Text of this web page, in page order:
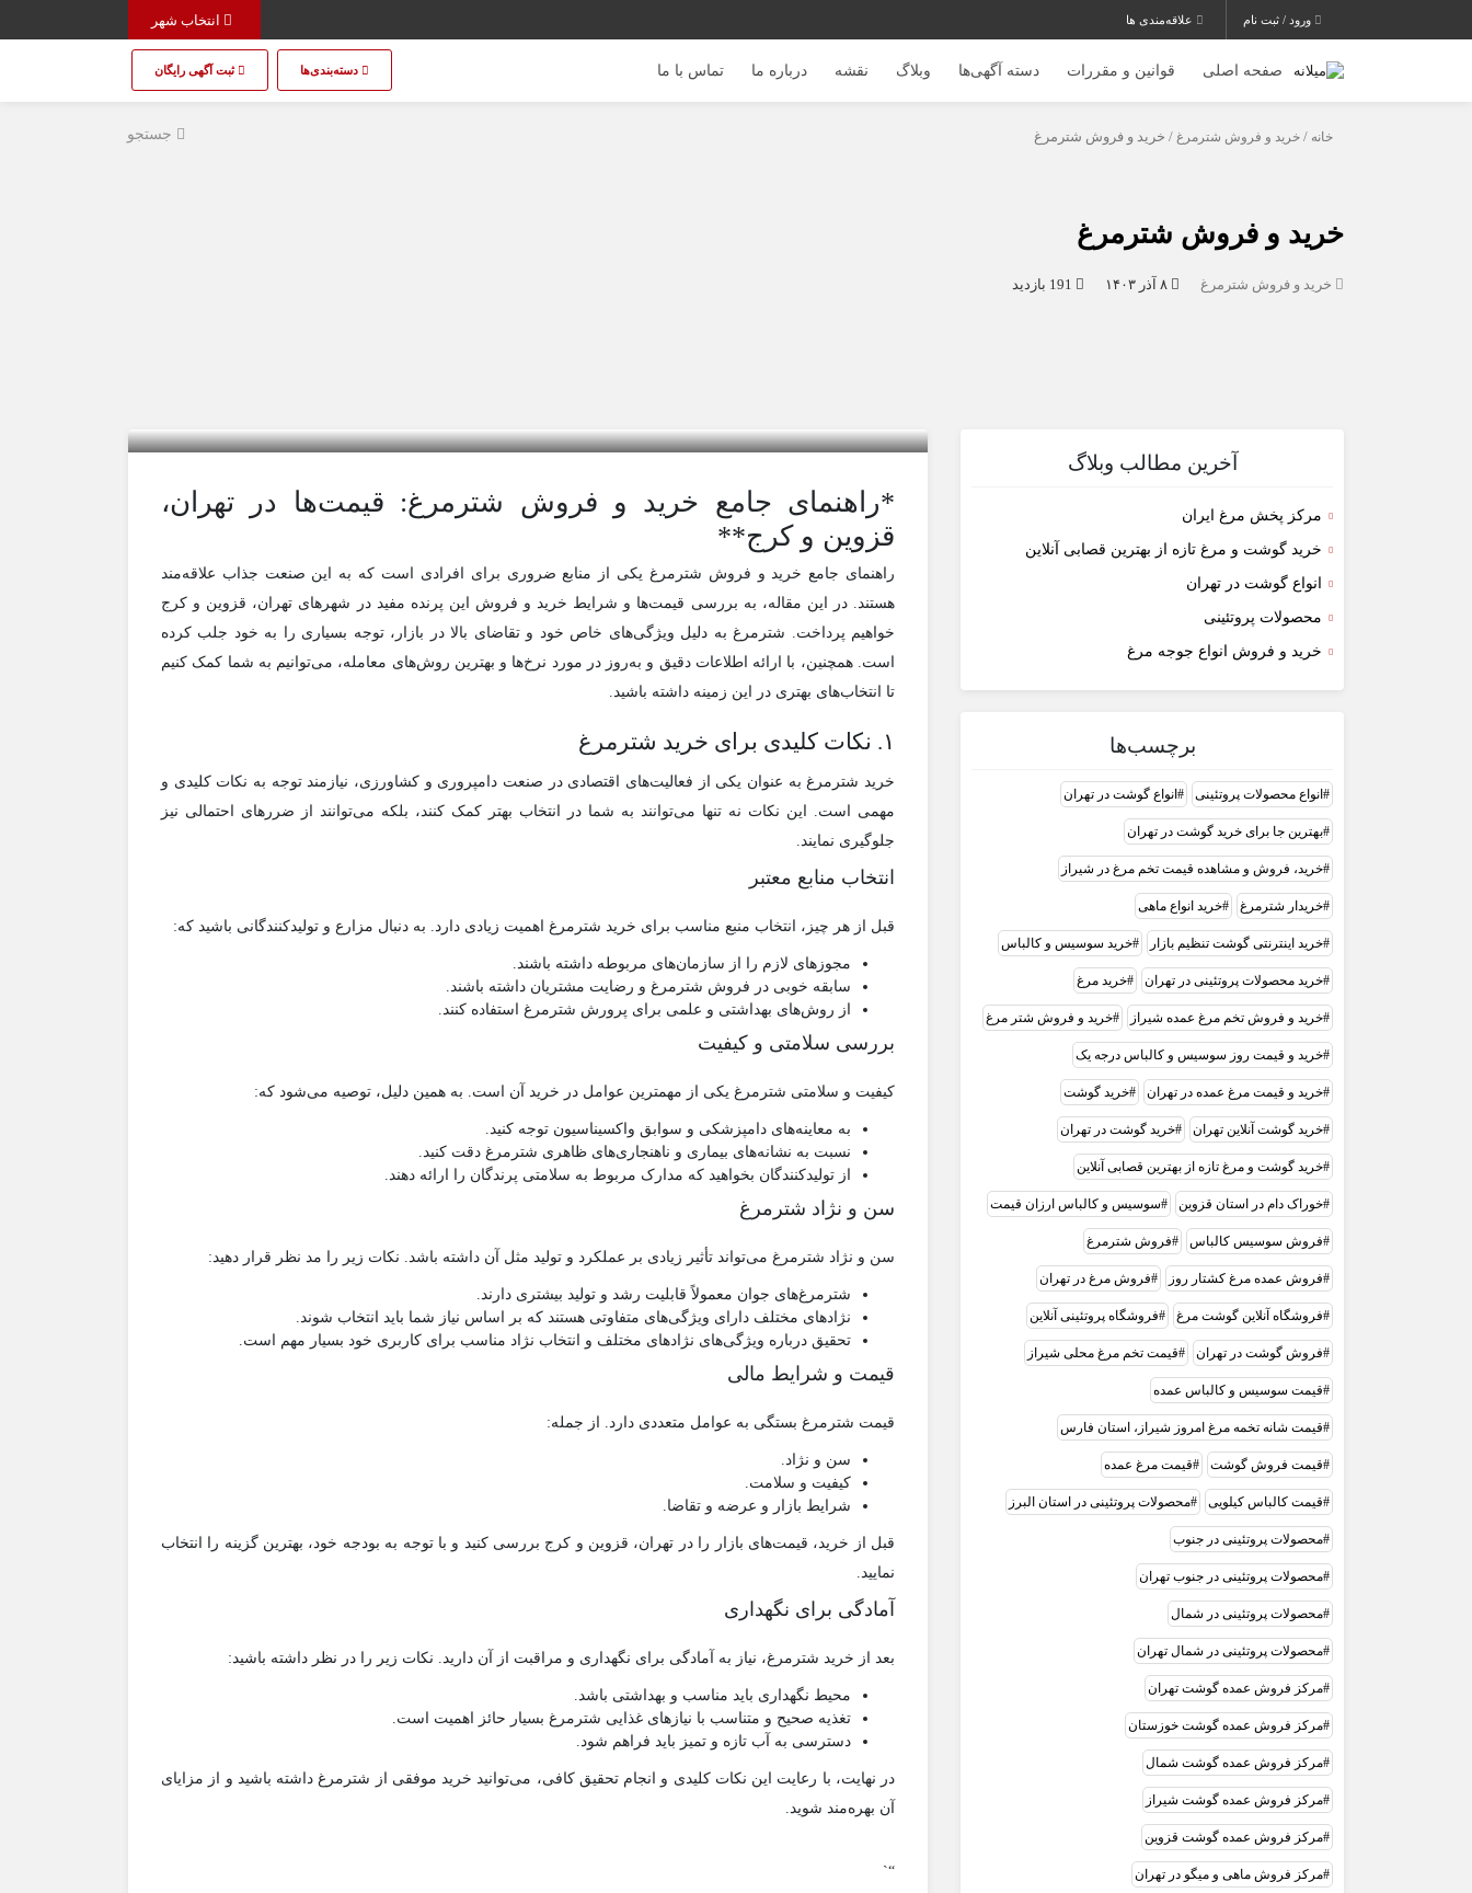
ورود / ثبت نام علاقه‌مندی ها
صفحه اصلی قوانین و مقررات دسته آگهی‌ها وبلاگ نقشه درباره ما تماس با ما دسته‌بندی‌ها ثبت آگهی رایگان
جستجو خانه / خرید و فروش شترمرغ / خرید و فروش شترمرغ
خرید و فروش شترمرغ
خرید و فروش شترمرغ
آخرین مطالب وبلاگ
مرکز پخش مرغ ایران
خرید گوشت و مرغ تازه از بهترین قصابی آنلاین
انواع گوشت در تهران
محصولات پروتئینی
خرید و فروش انواع جوجه مرغ
برچسب‌ها
انواع محصولات پروتئینی انواع گوشت در تهران
بهترین جا برای خرید گوشت در تهران
خرید، فروش و مشاهده قیمت تخم مرغ در شیراز
خریدار شترمرغ خرید انواع ماهی
خرید اینترنتی گوشت تنظیم بازار خرید سوسیس و کالباس
خرید محصولات پروتئینی در تهران خرید مرغ
خرید و فروش تخم مرغ عمده شیراز خرید و فروش شتر مرغ
خرید و قیمت روز سوسیس و کالباس درجه یک
خرید و قیمت مرغ عمده در تهران خرید گوشت
خرید گوشت آنلاین تهران خرید گوشت در تهران
خرید گوشت و مرغ تازه از بهترین قصابی آنلاین
خوراک دام در استان قزوین سوسیس و کالباس ارزان قیمت
فروش سوسیس کالباس فروش شترمرغ
فروش عمده مرغ کشتار روز فروش مرغ در تهران
فروشگاه آنلاین گوشت مرغ فروشگاه پروتئینی آنلاین
فروش گوشت در تهران قیمت تخم مرغ محلی شیراز
قیمت سوسیس و کالباس عمده
قیمت شانه تخمه مرغ امروز شیراز، استان فارس
قیمت فروش گوشت قیمت مرغ عمده
قیمت کالباس کیلویی محصولات پروتئینی در استان البرز
محصولات پروتئینی در جنوب
محصولات پروتئینی در جنوب تهران
محصولات پروتئینی در شمال
محصولات پروتئینی در شمال تهران
مرکز فروش عمده گوشت تهران
مرکز فروش عمده گوشت خوزستان
مرکز فروش عمده گوشت شمال
مرکز فروش عمده گوشت شیراز
مرکز فروش عمده گوشت قزوین
مرکز فروش ماهی و میگو در تهران
*راهنمای جامع خرید و فروش شترمرغ: قیمت‌ها در تهران،
قزوین و کرج**
راهنمای جامع خرید و فروش شترمرغ یکی از منابع ضروری برای افرادی است که به این صنعت جذاب علاقه‌مند
هستند. در این مقاله، به بررسی قیمت‌ها و شرایط خرید و فروش این پرنده مفید در شهرهای تهران، قزوین و کرج
خواهیم پرداخت. شترمرغ به دلیل ویژگی‌های خاص خود و تقاضای بالا در بازار، توجه بسیاری را به خود جلب کرده
است. همچنین، با ارائه اطلاعات دقیق و به‌روز در مورد نرخ‌ها و بهترین روش‌های معامله، می‌توانیم به شما کمک کنیم
تا انتخاب‌های بهتری در این زمینه داشته باشید.
۱. نکات کلیدی برای خرید شترمرغ
خرید شترمرغ به عنوان یکی از فعالیت‌های اقتصادی در صنعت دامپروری و کشاورزی، نیازمند توجه به نکات کلیدی و
مهمی است. این نکات نه تنها می‌توانند به شما در انتخاب بهتر کمک کنند، بلکه می‌توانند از ضررهای احتمالی نیز
جلوگیری نمایند.
انتخاب منابع معتبر
قبل از هر چیز، انتخاب منبع مناسب برای خرید شترمرغ اهمیت زیادی دارد. به دنبال مزارع و تولیدکنندگانی باشید که:
مجوزهای لازم را از سازمان‌های مربوطه داشته باشند.
سابقه خوبی در فروش شترمرغ و رضایت مشتریان داشته باشند.
از روش‌های بهداشتی و علمی برای پرورش شترمرغ استفاده کنند.
بررسی سلامتی و کیفیت
کیفیت و سلامتی شترمرغ یکی از مهمترین عوامل در خرید آن است. به همین دلیل، توصیه می‌شود که:
به معاینه‌های دامپزشکی و سوابق واکسیناسیون توجه کنید.
نسبت به نشانه‌های بیماری و ناهنجاری‌های ظاهری شترمرغ دقت کنید.
از تولیدکنندگان بخواهید که مدارک مربوط به سلامتی پرندگان را ارائه دهند.
سن و نژاد شترمرغ
سن و نژاد شترمرغ می‌تواند تأثیر زیادی بر عملکرد و تولید مثل آن داشته باشد. نکات زیر را مد نظر قرار دهید:
شترمرغ‌های جوان معمولاً قابلیت رشد و تولید بیشتری دارند.
نژادهای مختلف دارای ویژگی‌های متفاوتی هستند که بر اساس نیاز شما باید انتخاب شوند.
تحقیق درباره ویژگی‌های نژادهای مختلف و انتخاب نژاد مناسب برای کاربری خود بسیار مهم است.
قیمت و شرایط مالی
قیمت شترمرغ بستگی به عوامل متعددی دارد. از جمله:
سن و نژاد.
کیفیت و سلامت.
شرایط بازار و عرضه و تقاضا.
قبل از خرید، قیمت‌های بازار را در تهران، قزوین و کرج بررسی کنید و با توجه به بودجه خود، بهترین گزینه را انتخاب
نمایید.
آمادگی برای نگهداری
بعد از خرید شترمرغ، نیاز به آمادگی برای نگهداری و مراقبت از آن دارید. نکات زیر را در نظر داشته باشید:
محیط نگهداری باید مناسب و بهداشتی باشد.
تغذیه صحیح و متناسب با نیازهای غذایی شترمرغ بسیار حائز اهمیت است.
دسترسی به آب تازه و تمیز باید فراهم شود.
در نهایت، با رعایت این نکات کلیدی و انجام تحقیق کافی، می‌توانید خرید موفقی از شترمرغ داشته باشید و از مزایای
آن بهره‌مند شوید.
“`